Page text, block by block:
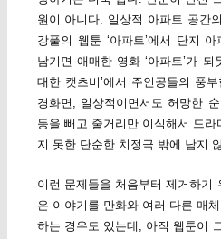
원이 아니다. 일상적 아파트 공간
강풀의 웹툰 ‘아파트’에서 단지
남기면 애매한 영화 ‘아파트’가
대한 캣츠비’에서 주인공들의 풍
경화면, 일상적이면서도 허망한
등을 빼고 줄거리만 이식해서 드
지 못한 단순한 치정극 밖에 남지
이런 문제들을 처음부터 제거하기
은 이야기를 만화와 여러 다른 매
하는 경우도 있는데, 아직 웹툰이